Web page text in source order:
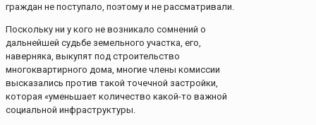
граждан не поступало, поэтому и не рассматривали.
Поскольку ни у кого не возникало сомнений о
дальнейшей судьбе земельного участка, его,
наверняка, выкупят под строительство
многоквартирного дома, многие члены комиссии
высказались против такой точечной застройки,
которая «уменьшает количество какой-то важной
социальной инфраструктуры.